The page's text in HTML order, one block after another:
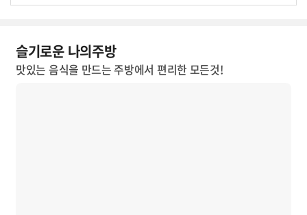
슬기로운 나의주방
맛있는 음식을 만드는 주방에서 편리한 모든것!